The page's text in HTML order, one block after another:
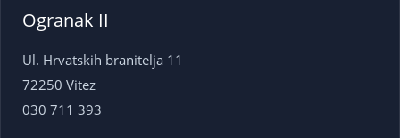
Ogranak II
Ul. Hrvatskih branitelja 11
72250 Vitez
030 711 393